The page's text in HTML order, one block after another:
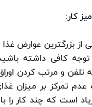
کار:
از بزرگترین عوارض
کافی داشته
تلفن و مرتب کردن
عدم تمرکز بر میزان
است که چند کار را